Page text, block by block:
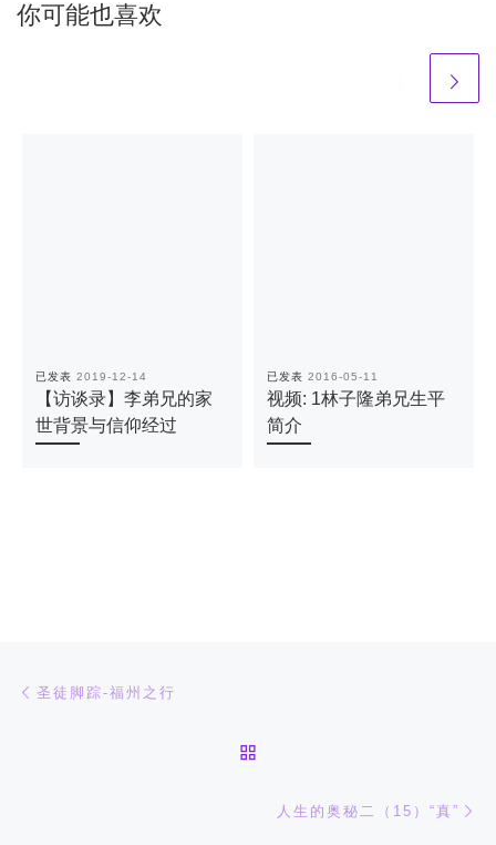
你可能也喜欢
已发表 2019-12-14
【访谈录】李弟兄的家
世背景与信仰经过
已发表 2016-05-11
视频: 1林子隆弟兄生平
简介
文章导航
圣徒脚踪-福州之行
人生的奥秘二（15）“真”